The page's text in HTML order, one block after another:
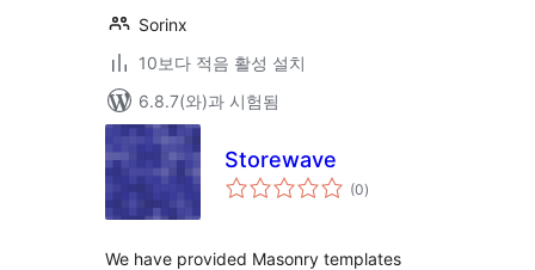
Sorinx
10보다 적음 활성 설치
6.8.7(와)과 시험됨
Storewave
(0전
체)
We have provided Masonry templates